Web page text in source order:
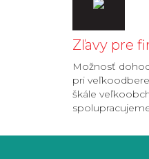
Zľavy pre
Možnosť
pri
škále